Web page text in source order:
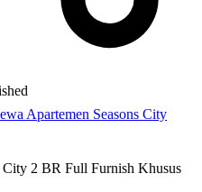
Apartemen Seasons City